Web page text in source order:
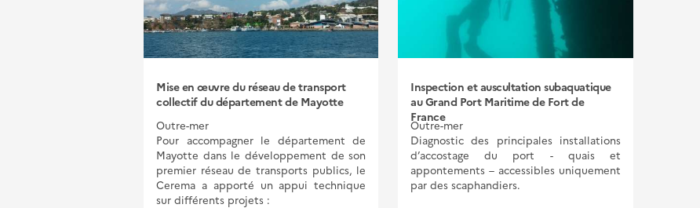
Mise en œuvre du réseau de transport
collectif du département de Mayotte
Outre-mer
Pour accompagner le département de
Mayotte dans le développement de son
premier réseau de transports publics, le
Cerema a apporté un appui technique
sur différents projets :
Inspection et auscultation subaquatique
au Grand Port Maritime de Fort de
France
Outre-mer
Diagnostic des principales installations
d’accostage du port - quais et
appontements – accessibles uniquement
par des scaphandiers.